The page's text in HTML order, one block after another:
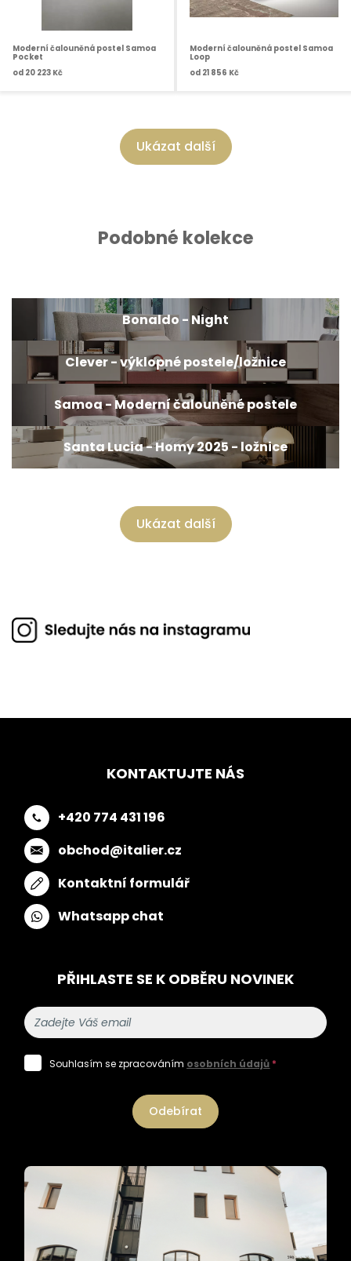
Moderní čalouněná postel Samoa
Pocket
od 20 223 Kč
Moderní čalouněná postel Samoa
Loop
od 21 856 Kč
Ukázat další
Podobné kolekce
Bonaldo - Night
Clever - výklopné postele/ložnice
Samoa - Moderní čalouněné postele
Santa Lucia - Homy 2025 - ložnice
Ukázat další
KONTAKTUJTE NÁS
+420 774 431 196
obchod@italier.cz
Kontaktní formulář
Whatsapp chat
PŘIHLASTE SE K ODBĚRU NOVINEK
Souhlasím se zpracováním osobních údajů *
Odebírat